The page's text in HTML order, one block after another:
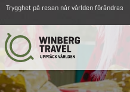
Trygghet på resan när världen förändras